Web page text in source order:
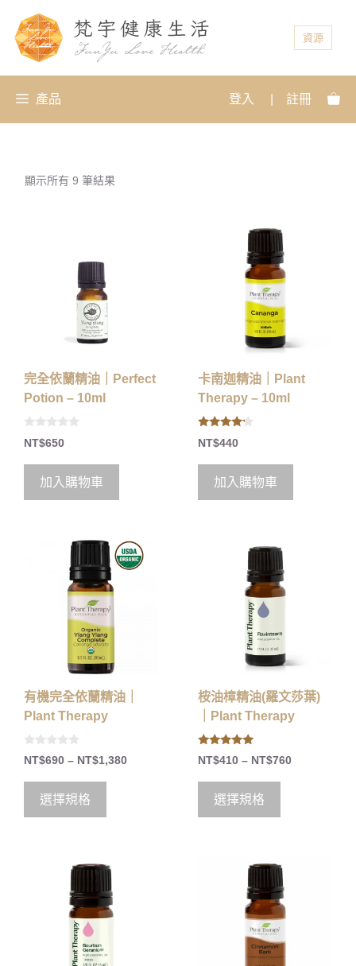
資源
產品 登入 註冊
顯示所有 9 筆結果
完全依蘭精油｜Perfect
Potion – 10ml
0
o
t
5
NT$650
加入購物車
卡南迦精油｜Plant
Therapy – 10ml
4.00
out of 5
NT$440
加入購物車
有機完全依蘭精油｜
Plant Therapy
0
o
5
NT$690 – NT$1,380
選擇規格
桉油樟精油(羅文莎葉)
｜Plant Therapy
5.00
out of 5
NT$410 – NT$760
選擇規格